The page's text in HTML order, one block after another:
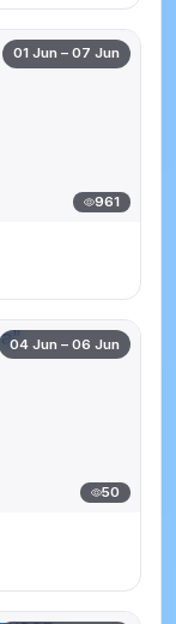
01 Jun – 07 Jun
961
04 Jun – 06 Jun
50